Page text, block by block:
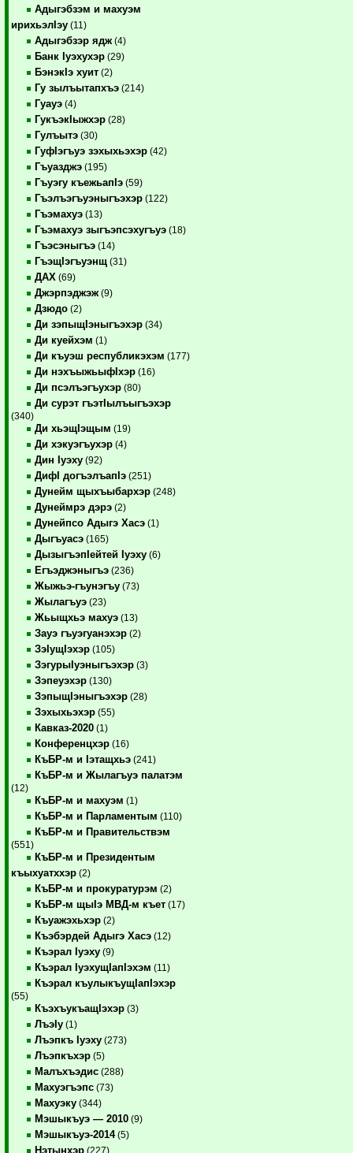
Адыгэбзэм и махуэм
ирихьэлIэу (11)
Адыгэбзэр ядж (4)
Банк Iуэхухэр (29)
БэнэкIэ хуит (2)
Гу зылъытапхъэ (214)
Гуауэ (4)
ГукъэкIыжхэр (28)
Гулъытэ (30)
ГуфIэгъуэ зэхыхьэхэр (42)
Гъуазджэ (195)
Гъуэгу къежьапIэ (59)
Гъэлъэгъуэныгъэхэр (122)
Гъэмахуэ (13)
Гъэмахуэ зыгъэпсэхугъуэ (18)
Гъэсэныгъэ (14)
ГъэщIэгъуэнщ (31)
ДАХ (69)
Джэрпэджэж (9)
Дзюдо (2)
Ди зэпыщIэныгъэхэр (34)
Ди куейхэм (1)
Ди къуэш республикэхэм (177)
Ди нэхъыжьыфIхэр (16)
Ди псэлъэгъухэр (80)
Ди сурэт гъэтIылъыгъэхэр
(340)
Ди хьэщIэщым (19)
Ди хэкуэгъухэр (4)
Дин Iуэху (92)
ДифI догъэлъапIэ (251)
Дунейм щыхъыбархэр (248)
Дунеймрэ дэрэ (2)
Дунейпсо Адыгэ Хасэ (1)
Дыгъуасэ (165)
ДызыгъэпIейтей Iуэху (6)
Егъэджэныгъэ (236)
Жыжьэ-гъунэгъу (73)
Жылагъуэ (23)
Жьыщхьэ махуэ (13)
Зауэ гъуэгуанэхэр (2)
ЗэIущIэхэр (105)
ЗэгурыIуэныгъэхэр (3)
Зэпеуэхэр (130)
ЗэпыщIэныгъэхэр (28)
Зэхыхьэхэр (55)
Кавказ-2020 (1)
Конференцхэр (16)
КъБР-м и Iэтащхьэ (241)
КъБР-м и Жылагъуэ палатэм
(12)
КъБР-м и махуэм (1)
КъБР-м и Парламентым (110)
КъБР-м и Правительствэм
(551)
КъБР-м и Президентым
къыхуатххэр (2)
КъБР-м и прокуратурэм (2)
КъБР-м щыIэ МВД-м къет (17)
Къуажэхьхэр (2)
Къэбэрдей Адыгэ Хасэ (12)
Къэрал Iуэху (9)
Къэрал IуэхущIапIэхэм (11)
Къэрал къулыкъущIапIэхэр
(55)
КъэхъукъащIэхэр (3)
ЛъэIу (1)
Лъэпкъ Iуэху (273)
Лъэпкъхэр (5)
Малъхъэдис (288)
Махуэгъэпс (73)
Махуэку (344)
Мэшыкъуэ — 2010 (9)
Мэшыкъуэ-2014(5)
Нэтынхэр (227)